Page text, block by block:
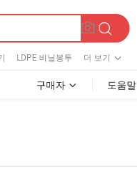
LDPE 비닐봉투 더 보기
구매자 도움말